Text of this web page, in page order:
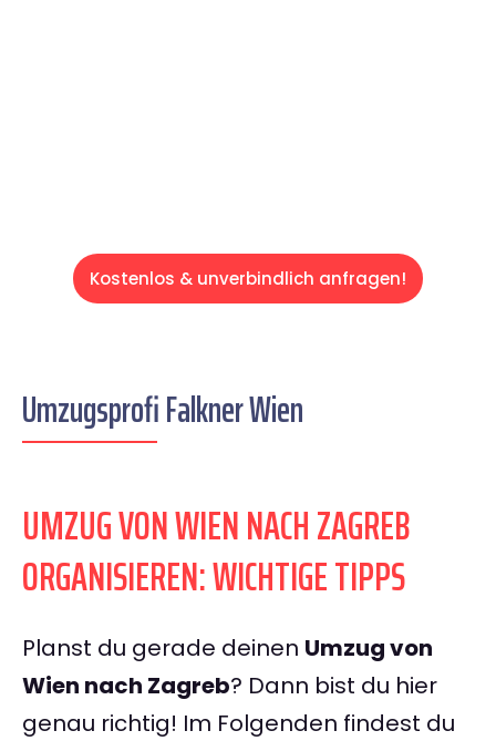
Kostenlos & unverbindlich anfragen!
Umzugsprofi Falkner Wien
UMZUG VON WIEN NACH ZAGREB
ORGANISIEREN: WICHTIGE TIPPS
Planst du gerade deinen Umzug von
Wien nach Zagreb? Dann bist du hier
genau richtig! Im Folgenden findest du